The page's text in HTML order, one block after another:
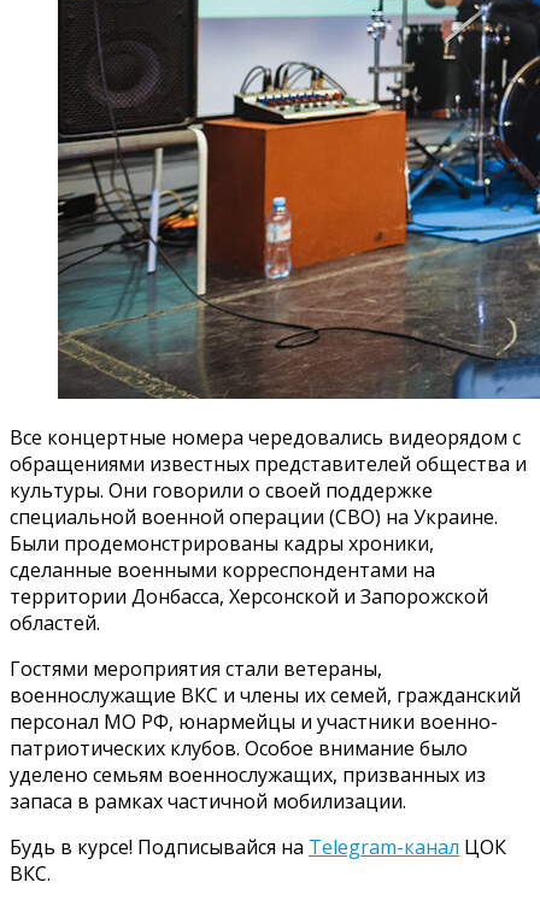
Все концертные номера чередовались видеорядом с
обращениями известных представителей общества и
культуры. Они говорили о своей поддержке
специальной военной операции (СВО) на Украине.
Были продемонстрированы кадры хроники,
сделанные военными корреспондентами на
территории Донбасса, Херсонской и Запорожской
областей.
Гостями мероприятия стали ветераны,
военнослужащие ВКС и члены их семей, гражданский
персонал МО РФ, юнармейцы и участники военно-
патриотических клубов. Особое внимание было
уделено семьям военнослужащих, призванных из
запаса в рамках частичной мобилизации.
Будь в курсе! Подписывайся на Telegram-канал ЦОК
ВКС.